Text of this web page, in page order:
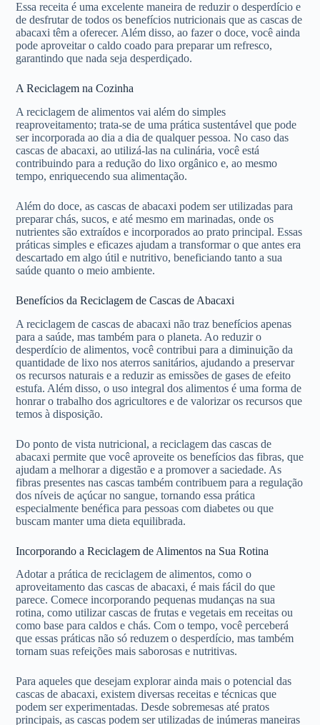
Essa receita é uma excelente maneira de reduzir o desperdício e
de desfrutar de todos os benefícios nutricionais que as cascas de
abacaxi têm a oferecer. Além disso, ao fazer o doce, você ainda
pode aproveitar o caldo coado para preparar um refresco,
garantindo que nada seja desperdiçado.
A Reciclagem na Cozinha
A reciclagem de alimentos vai além do simples
reaproveitamento; trata-se de uma prática sustentável que pode
ser incorporada ao dia a dia de qualquer pessoa. No caso das
cascas de abacaxi, ao utilizá-las na culinária, você está
contribuindo para a redução do lixo orgânico e, ao mesmo
tempo, enriquecendo sua alimentação.
Além do doce, as cascas de abacaxi podem ser utilizadas para
preparar chás, sucos, e até mesmo em marinadas, onde os
nutrientes são extraídos e incorporados ao prato principal. Essas
práticas simples e eficazes ajudam a transformar o que antes era
descartado em algo útil e nutritivo, beneficiando tanto a sua
saúde quanto o meio ambiente.
Benefícios da Reciclagem de Cascas de Abacaxi
A reciclagem de cascas de abacaxi não traz benefícios apenas
para a saúde, mas também para o planeta. Ao reduzir o
desperdício de alimentos, você contribui para a diminuição da
quantidade de lixo nos aterros sanitários, ajudando a preservar
os recursos naturais e a reduzir as emissões de gases de efeito
estufa. Além disso, o uso integral dos alimentos é uma forma de
honrar o trabalho dos agricultores e de valorizar os recursos que
temos à disposição.
Do ponto de vista nutricional, a reciclagem das cascas de
abacaxi permite que você aproveite os benefícios das fibras, que
ajudam a melhorar a digestão e a promover a saciedade. As
fibras presentes nas cascas também contribuem para a regulação
dos níveis de açúcar no sangue, tornando essa prática
especialmente benéfica para pessoas com diabetes ou que
buscam manter uma dieta equilibrada.
Incorporando a Reciclagem de Alimentos na Sua Rotina
Adotar a prática de reciclagem de alimentos, como o
aproveitamento das cascas de abacaxi, é mais fácil do que
parece. Comece incorporando pequenas mudanças na sua
rotina, como utilizar cascas de frutas e vegetais em receitas ou
como base para caldos e chás. Com o tempo, você perceberá
que essas práticas não só reduzem o desperdício, mas também
tornam suas refeições mais saborosas e nutritivas.
Para aqueles que desejam explorar ainda mais o potencial das
cascas de abacaxi, existem diversas receitas e técnicas que
podem ser experimentadas. Desde sobremesas até pratos
principais, as cascas podem ser utilizadas de inúmeras maneiras